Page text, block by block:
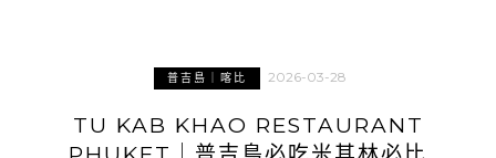
普吉島｜喀比 2026-03-28
TU KAB KHAO RESTAURANT